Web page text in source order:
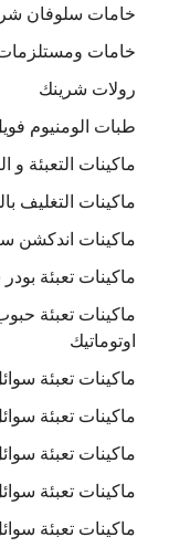
خامات سلوفان
خامات ومستلزمات
رولات شرينك
طبات الومنيوم
ماكينات التعبئة
ماكينات التغليف
ماكينات اندكشن
ماكينات تعبئة
ماكينات تعبئة
اوتوماتيك
ماكينات تعبئة
ماكينات تعبئة
ماكينات تعبئة
ماكينات تعبئة
ماكينات تعبئة